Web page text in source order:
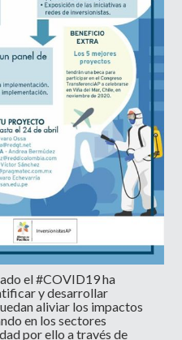
el #COVID19 ha
y desarrollar
aliviar los impactos
en los sectores
por ello a través de